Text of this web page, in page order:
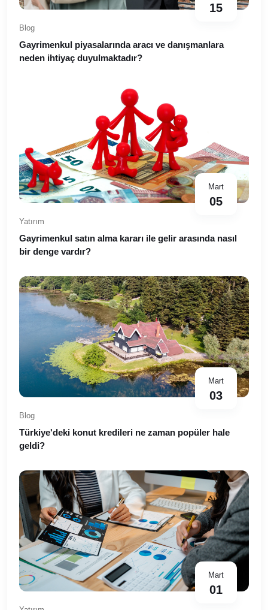
15
Blog
Gayrimenkul piyasalarında aracı ve danışmanlara
neden ihtiyaç duyulmaktadır?
Mart
05
Yatırım
Gayrimenkul satın alma kararı ile gelir arasında nasıl
bir denge vardır?
Mart
03
Blog
Türkiye'deki konut kredileri ne zaman popüler hale
geldi?
Mart
01